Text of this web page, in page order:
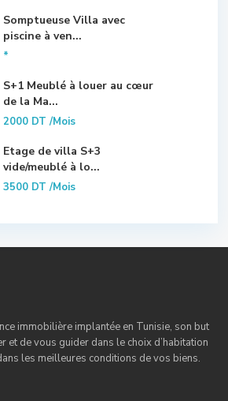
Somptueuse Villa avec
piscine à ven...
*
S+1 Meublé à louer au cœur
de la Ma...
2000 DT/Mois
Etage de villa S+3
vide/meublé à lo...
3500 DT/Mois
immobilière implantée en Tunisie, son but
et de vous guider dans le choix d’habitation
les meilleures conditions de vos biens.